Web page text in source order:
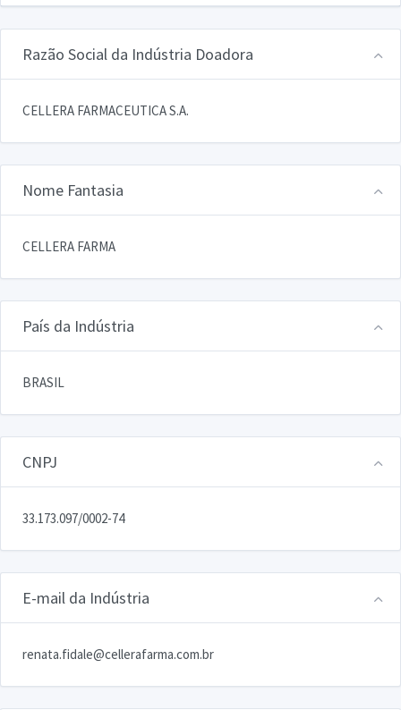
Razão Social da Indústria Doadora
CELLERA FARMACEUTICA S.A.
Nome Fantasia
CELLERA FARMA
País da Indústria
BRASIL
CNPJ
33.173.097/0002-74
E-mail da Indústria
renata.fidale@cellerafarma.com.br